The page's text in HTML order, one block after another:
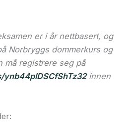
er i år nettbasert, og
Norbryggs dommerkurs og
må registrere seg på
innen